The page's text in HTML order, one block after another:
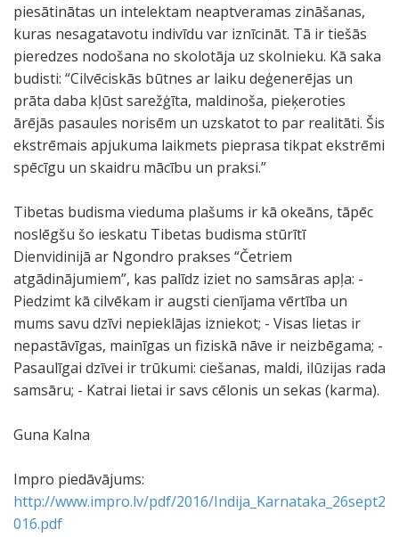
piesātinātas un intelektam neaptveramas zināšanas,
kuras nesagatavotu indivīdu var iznīcināt. Tā ir tiešās
pieredzes nodošana no skolotāja uz skolnieku. Kā saka
budisti: “Cilvēciskās būtnes ar laiku deģenerējas un
prāta daba kļūst sarežģīta, maldinoša, pieķeroties
ārējās pasaules norisēm un uzskatot to par realitāti. Šis
ekstrēmais apjukuma laikmets pieprasa tikpat ekstrēmi
spēcīgu un skaidru mācību un praksi.”
Tibetas budisma vieduma plašums ir kā okeāns, tāpēc
noslēgšu šo ieskatu Tibetas budisma stūrītī
Dienvidinijā ar Ngondro prakses “Četriem
atgādinājumiem”, kas palīdz iziet no samsāras apļa: -
Piedzimt kā cilvēkam ir augsti cienījama vērtība un
mums savu dzīvi nepieklājas izniekot; - Visas lietas ir
nepastāvīgas, mainīgas un fiziskā nāve ir neizbēgama; -
Pasaulīgai dzīvei ir trūkumi: ciešanas, maldi, ilūzijas rada
samsāru; - Katrai lietai ir savs cēlonis un sekas (karma).
Guna Kalna
Impro piedāvājums:
http://www.impro.lv/pdf/2016/Indija_Karnataka_26sept2
016.pdf